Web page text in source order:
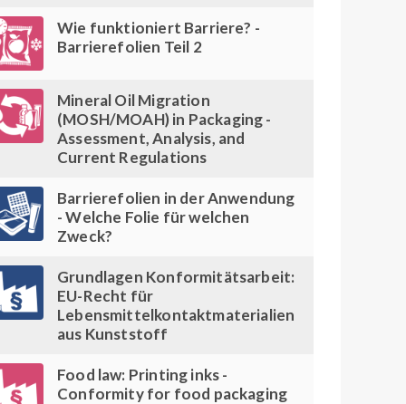
Wie funktioniert Barriere? -
Barrierefolien Teil 2
Mineral Oil Migration
(MOSH/MOAH) in Packaging -
Assessment, Analysis, and
Current Regulations
Barrierefolien in der Anwendung
- Welche Folie für welchen
Zweck?
Grundlagen Konformitätsarbeit:
EU-Recht für
Lebensmittelkontaktmaterialien
aus Kunststoff
Food law: Printing inks -
Conformity for food packaging